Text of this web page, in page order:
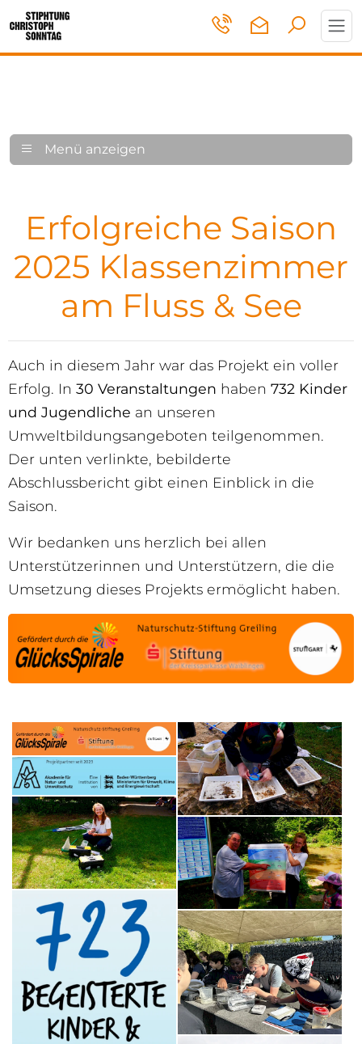
Menü anzeigen
Erfolgreiche Saison
2025 Klassenzimmer
am Fluss & See
Auch in diesem Jahr war das Projekt ein voller
Erfolg. In 30 Veranstaltungen haben 732 Kinder
und Jugendliche an unseren
Umweltbildungsangeboten teilgenommen.
Der unten verlinkte, bebilderte
Abschlussbericht gibt einen Einblick in die
Saison.
Wir bedanken uns herzlich bei allen
Unterstützerinnen und Unterstützern, die die
Umsetzung dieses Projekts ermöglicht haben.